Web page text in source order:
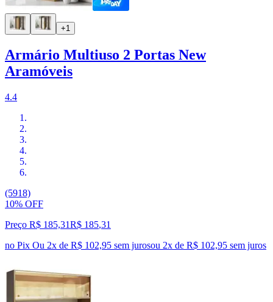
+1
Armário Multiuso 2 Portas New
Aramóveis
4.4
(5918)
10% OFF
Preço R$ 185,31R$ 185,31
no Pix Ou 2x de R$ 102,95 sem jurosou 2x de R$ 102,95 sem juros